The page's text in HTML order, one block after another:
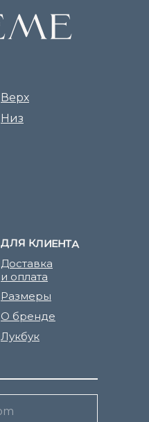
Доставка
и оплата
ДЛЯ КЛИЕНТА
Лукбук
Размеры
О бренде
Верх
Низ